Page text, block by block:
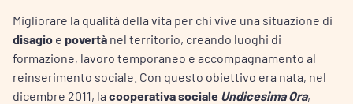
Migliorare la qualità della vita per chi vive una situazione di
disagio e povertà nel territorio, creando luoghi di
formazione, lavoro temporaneo e accompagnamento al
reinserimento sociale. Con questo obiettivo era nata, nel
dicembre 2011, la cooperativa sociale Undicesima Ora,